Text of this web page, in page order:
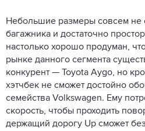
Небольшие размеры совсем не
багажника и достаточно
настолько хорошо продуман,
рынке данного сегмента
конкурент — Toyota Aygo, но
хэтчбек не сможет достойно
семейства Volkswagen. Ему
скорость, чтобы проходить
держащий дорогу Up сможет